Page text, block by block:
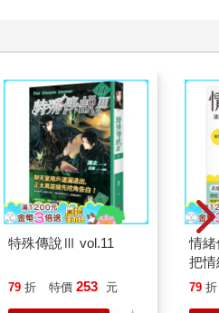
特殊傳說Ⅲ vol.11
79 折 特價 253 元
情
把
誰
79 折